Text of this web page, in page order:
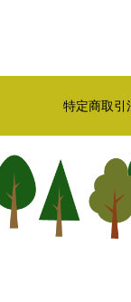
特定商取引